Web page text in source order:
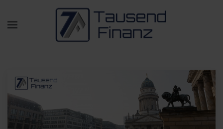
Zum Hauptinhalt springen